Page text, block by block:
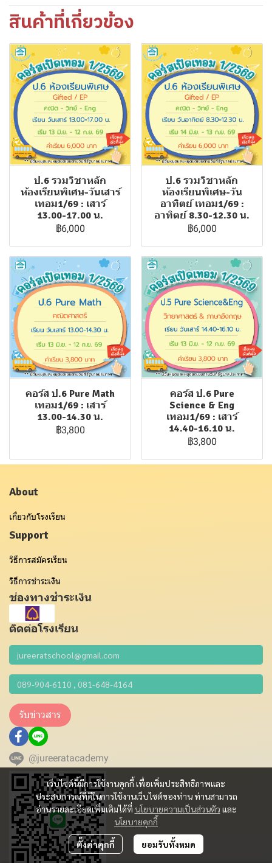
สินค้าที่เกี่ยวข้อง
ป.6 รวมวิชาหลัก
ห้องเรียนพิเศษ-วันเสาร์
เทอม1/69 : เสาร์
13.00-17.00 น.
฿6,000
ป.6 รวมวิชาหลัก
ห้องเรียนพิเศษ-วัน
อาทิตย์ เทอม1/69 :
อาทิตย์ 8.30-12.30 น.
฿6,000
คอร์ส ป.6 Pure Math
เทอม1/69 : เสาร์
13.00-14.30 น.
฿3,800
คอร์ส ป.6 Pure
Science & Eng
เทอม1/69 : เสาร์
14.40-16.10 น.
฿3,800
เว็บไซต์นี้มีการใช้งานคุกกี้ เพื่อเพิ่มประสิทธิภาพและ
ประสบการณ์ที่ดีในการใช้งานเว็บไซต์ของท่าน ท่านสามารถ
อ่านรายละเอียดเพิ่มเติมได้ที่ นโยบายความเป็นส่วนตัว และ
นโยบายคุกกี้
ตั้งค่าคุกกี้ ยอมรับทั้งหมด
About
เกี่ยวกับโรงเรียน
Support
วิธีการสมัครเรียน
วิธีการชำระเงิน
ช่องทางชำระเงิน
ติดต่อโรงเรียน
รับข่าวสาร
@jureeratacademy